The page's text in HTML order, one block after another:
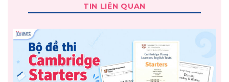
TIN LIÊN QUAN